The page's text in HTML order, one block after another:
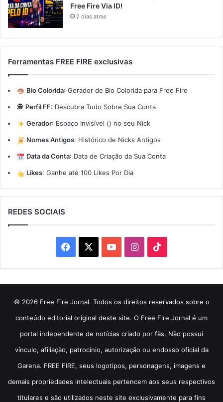
Free Fire Via ID!
2 dias atras
Ferramentas FREE FIRE exclusivas
Bio Colorida: Gerador de Bio Colorida para Free Fire
🕵️ Perfil FF: Descubra Tudo Sobre Sua Conta
Gerador: Espaço Invisível (ㅤ) no seu Nick
Nomes Antigos: Histórico de Nicks Antigos
Data da Conta: Data de Criação da Sua Conta
Likes: Ganhe até 100 Likes Por Dia
REDES SOCIAIS
Facebook YouTubeInstagram
© 2026 Free Fire Jornal. Todos os direitos reservados sobre o
conteúdo editorial original deste site. O Free Fire Jornal é um
portal independente de notícias criado por fãs. Não possui
vínculo, afiliação, patrocínio, autorização ou endosso oficial da
Garena. FREE FIRE, seus logotipos, personagens, imagens e
demais propriedades intelectuais pertencem aos seus respectivos
titulares e são utilizados neste site exclusivamente para fins